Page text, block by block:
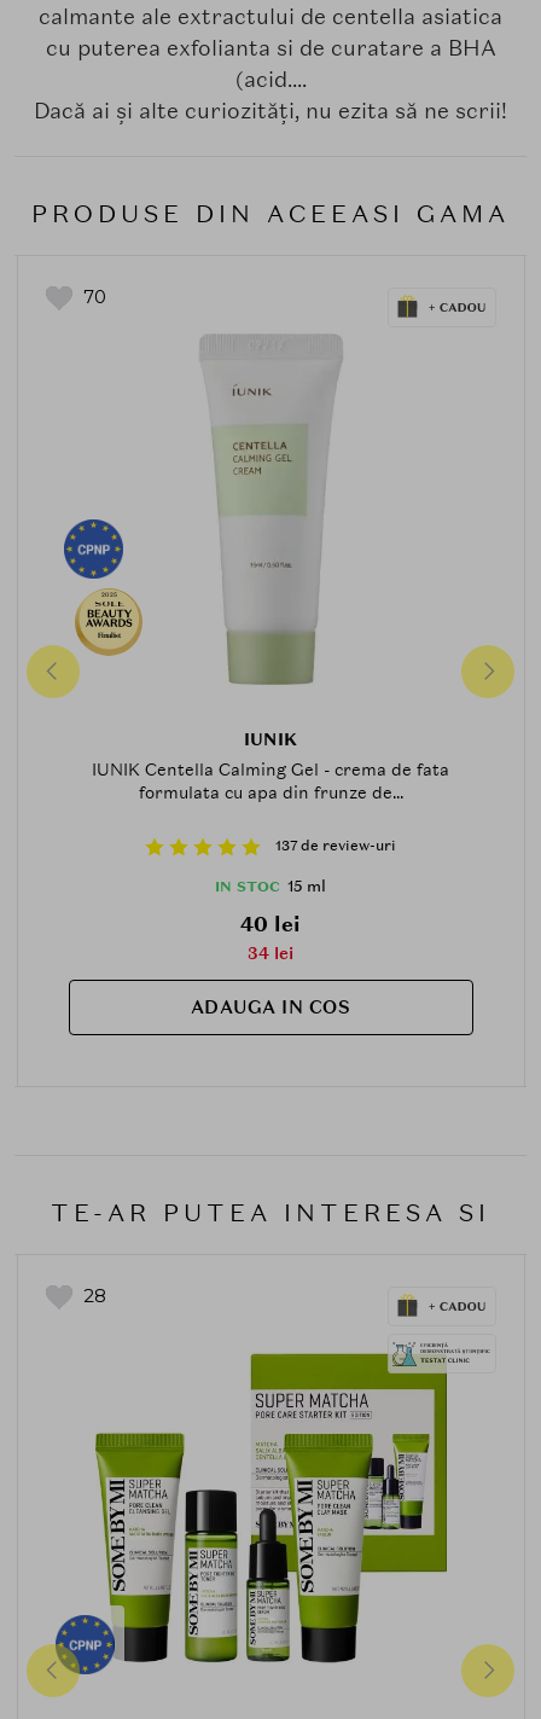
calmante ale extractului de centella asiatica
cu puterea exfolianta si de curatare a BHA
(acid....
Dacă ai și alte curiozități, nu ezita să ne scrii!
PRODUSE DIN ACEEASI GAMA
70
2025
Finalist
IUNIK
IUNIK Centella Calming Gel - crema de fata
formulata cu apa din frunze de...
137 de review-uri
IN STOC 15 ml
40 lei
34 lei
ADAUGA IN COS
TE-AR PUTEA INTERESA SI
28